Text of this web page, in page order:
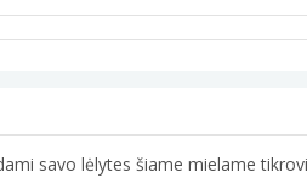
savo lėlytes šiame mielame